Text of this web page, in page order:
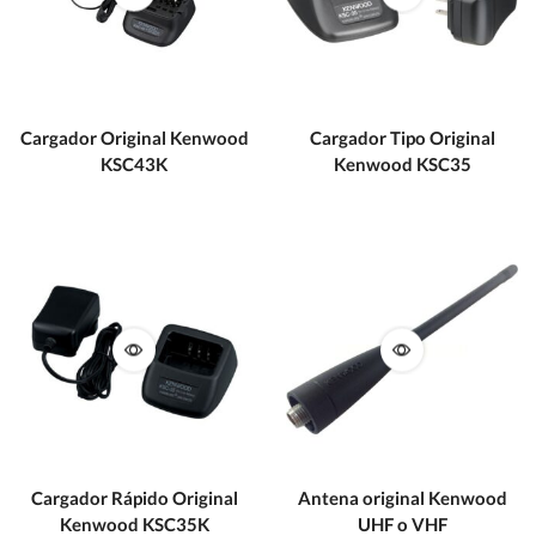
Cargador Original Kenwood
KSC43K
Cargador Tipo Original
Kenwood KSC35
Cargador Rápido Original
Kenwood KSC35K
Antena original Kenwood
UHF o VHF